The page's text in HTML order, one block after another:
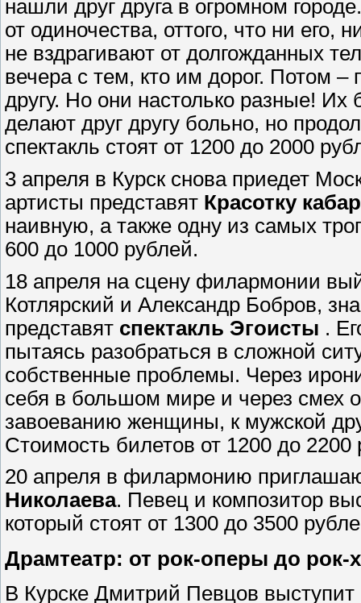
нашли друг друга в огромном
от одиночества, оттого, что ни его,
не вздрагивают от долгожданных
вечера с тем, кто им дорог. Потом –
другу. Но они настолько разные! Их
делают друг другу больно, но
спектакль стоят от 1200 до 2000
3 апреля в Курск снова приедет
артисты представят Красотку
наивную, а также одну из самых
600 до 1000 рублей.
18 апреля на сцену филармонии
Котлярский и Александр Бобров,
представят спектакль Эгоисты .
пытаясь разобраться в сложной
собственные проблемы. Через
себя в большом мире и через смех
завоеванию женщины, к мужской
Стоимость билетов от 1200 до 2200
20 апреля в филармонию
Николаева. Певец и композитор
который стоят от 1300 до 3500
Драмтеатр: от рок-оперы до рок-
В Курске Дмитрий Певцов выступит